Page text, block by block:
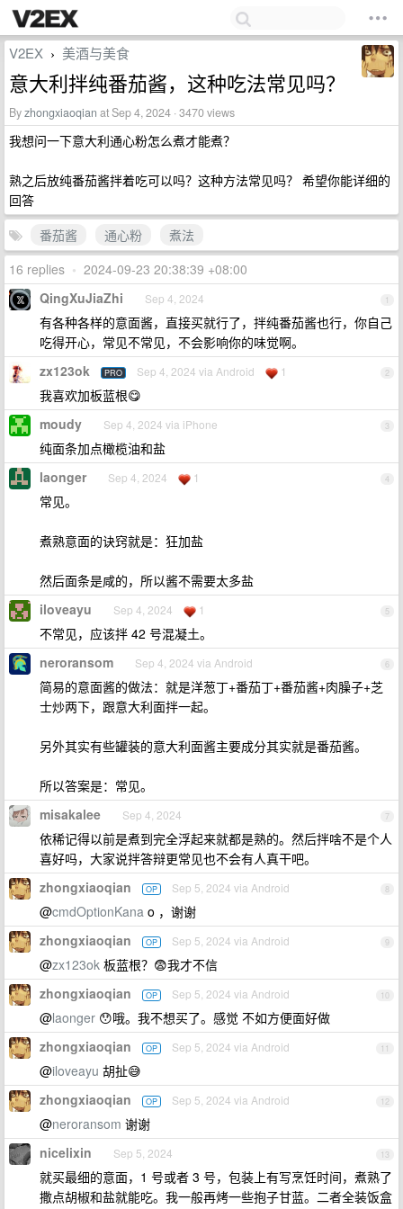
V2EX › 美酒与美食
意大利拌纯番茄酱，这种吃法常见吗？
Byzhongxiaoqian at Sep 4, 2024 · 3470 views
我想问一下意大利通心粉怎么煮才能煮？
熟之后放纯番茄酱拌着吃可以吗？这种方法常见吗？ 希望你能详细的
回答
番茄酱
通心粉
煮法
16 replies • 2024-09-23 20:38:39 +08:00
1
QingXuJiaZhi Sep 4, 2024
有各种各样的意面酱，直接买就行了，拌纯番茄酱也行，你自己
吃得开心，常见不常见，不会影响你的味觉啊。
2
zx123ok PRO Sep 4, 2024 via Android 1
我喜欢加板蓝根😋
3
moudy Sep 4, 2024 via iPhone
纯面条加点橄榄油和盐
4
laonger Sep 4, 2024 1
常见。
煮熟意面的诀窍就是：狂加盐
然后面条是咸的，所以酱不需要太多盐
5
iloveayu Sep 4, 2024 1
不常见，应该拌 42 号混凝土。
6
neroransom Sep 4, 2024 via Android
简易的意面酱的做法：就是洋葱丁+番茄丁+番茄酱+肉臊子+芝
士炒两下，跟意大利面拌一起。
另外其实有些罐装的意大利面酱主要成分其实就是番茄酱。
所以答案是：常见。
7
misakalee Sep 4, 2024
依稀记得以前是煮到完全浮起来就都是熟的。然后拌啥不是个人
喜好吗，大家说拌答辩更常见也不会有人真干吧。
8
zhongxiaoqian OP Sep 5, 2024 via Android
@cmdOptionKana o ，谢谢
9
zhongxiaoqian OP Sep 5, 2024 via Android
@zx123ok 板蓝根？😨我才不信
10
zhongxiaoqian OP Sep 5, 2024 via Android
@laonger 😯哦。我不想买了。感觉 不如方便面好做
11
zhongxiaoqian OP Sep 5, 2024 via Android
@iloveayu 胡扯😅
12
zhongxiaoqian OP Sep 5, 2024 via Android
@neroransom 谢谢
13
nicelixin Sep 5, 2024
就买最细的意面，1 号或者 3 号，包装上有写烹饪时间，煮熟了
撒点胡椒和盐就能吃。我一般再烤一些抱子甘蓝。二者全装饭盒